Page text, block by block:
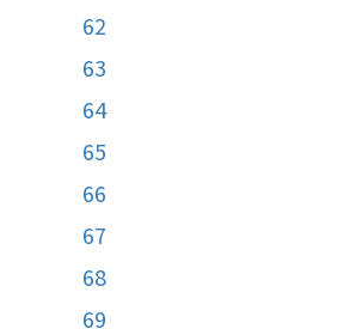
62
63
64
65
66
67
68
69